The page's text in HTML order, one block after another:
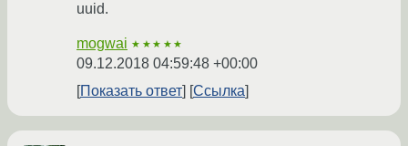
uuid.
mogwai ★★★★★
09.12.2018 04:59:48 +00:00
Показать ответ
Ссылка